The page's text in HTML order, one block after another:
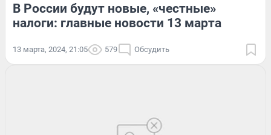
В России будут новые, «честные»
налоги: главные новости 13 марта
13 марта, 2024, 21:05 579 Обсудить